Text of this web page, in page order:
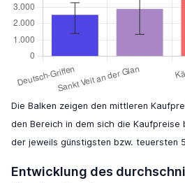
Die Balken zeigen den mittleren
den Bereich in dem sich die Kaufpreise
der jeweils günstigsten bzw. teuersten
Entwicklung des